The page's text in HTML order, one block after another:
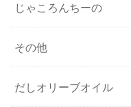
じゃころんちーの
その他
だしオリーブオイル